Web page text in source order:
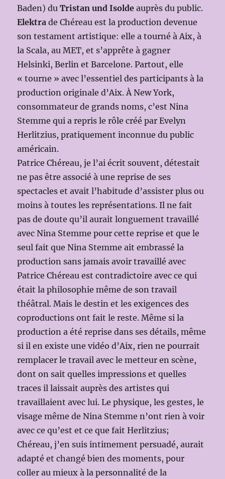
Baden) duTristan und Isolde auprès du public.
Elektra de Chéreau est la production devenue
son testament artistique: elle a tourné à Aix, à
la Scala, au MET, et s’apprête à gagner
Helsinki, Berlin et Barcelone. Partout, elle
« tourne » avec l’essentiel des participants à la
production originale d’Aix. À New York,
consommateur de grands noms, c’est Nina
Stemme qui a repris le rôle créé par Evelyn
Herlitzius, pratiquement inconnue du public
américain.
Patrice Chéreau, je l’ai écrit souvent, détestait
ne pas être associé à une reprise de ses
spectacles et avait l’habitude d’assister plus ou
moins à toutes les représentations. Il ne fait
pas de doute qu’il aurait longuement travaillé
avec Nina Stemme pour cette reprise et que le
seul fait que Nina Stemme ait embrassé la
production sans jamais avoir travaillé avec
Patrice Chéreau est contradictoire avec ce qui
était la philosophie même de son travail
théâtral. Mais le destin et les exigences des
coproductions ont fait le reste. Même si la
production a été reprise dans ses détails, même
si il en existe une vidéo d’Aix, rien ne pourrait
remplacer le travail avec le metteur en scène,
dont on sait quelles impressions et quelles
traces il laissait auprès des artistes qui
travaillaient avec lui. Le physique, les gestes, le
visage même de Nina Stemme n’ont rien à voir
avec ce qu’est et ce que fait Herlitzius;
Chéreau, j’en suis intimement persuadé, aurait
adapté et changé bien des moments, pour
coller au mieux à la personnalité de la